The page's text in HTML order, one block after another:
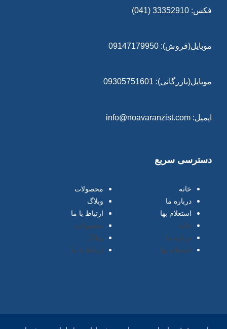
فکس: 33352910 (041)
موبایل(فروش): 09147179950
موبایل(بازرگانی): 09305751601
ایمیل: info@noavaranzist.com
دسترسی سریع
خانه
محصولات
درباره ما
وبلاگ
استعلام بها
ارتباط با ما
خانه
محصولات
درباره ما
وبلاگ
استعلام بها
ارتباط با ما